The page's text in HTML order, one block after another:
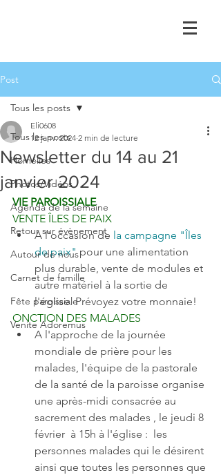
Post
Tous les posts
Homélies
Photos/Vidéos
Agenda de la semaine
Retour sur évènement
Autour de nous
Carnet de famille
Fête paroissiale
Venite Adoremus
Tous les posts
Newsletter du 14 au 21
janvier 2024
Eli0608
12 janv. 2024 2 min de lecture
VIE PAROISSIALE
VENTE ÎLES DE PAIX
A l'occasion de la campagne "Îles
de paix" pour une alimentation
plus durable, vente de modules et
autre matériel à la sortie de
l'église. Prévoyez votre monnaie!
ONCTION DES MALADES
A l'approche de la journée
mondiale de prière pour les
malades, l'équipe de la pastorale
de la santé de la paroisse organise
une après-midi consacrée au
sacrement des malades , le jeudi 8
février  à 15h à l'église :  les
personnes malades qui le désirent
ainsi que toutes les personnes que